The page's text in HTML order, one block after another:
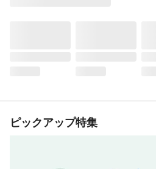
ピックアップ特集